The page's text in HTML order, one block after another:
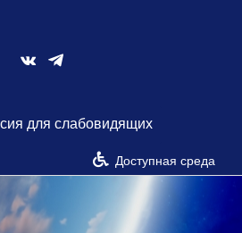
Vk
для слабовидящих
Доступная среда